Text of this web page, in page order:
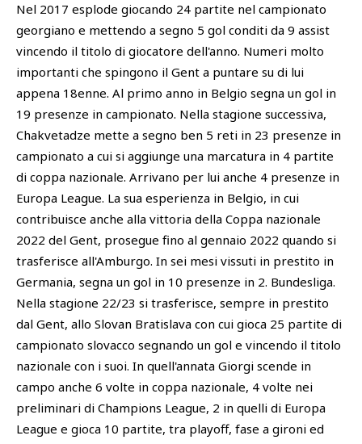
Nel 2017 esplode giocando 24 partite nel campionato
georgiano e mettendo a segno 5 gol conditi da 9 assist
vincendo il titolo di giocatore dell'anno. Numeri molto
importanti che spingono il Gent a puntare su di lui
appena 18enne. Al primo anno in Belgio segna un gol in
19 presenze in campionato. Nella stagione successiva,
Chakvetadze mette a segno ben 5 reti in 23 presenze in
campionato a cui si aggiunge una marcatura in 4 partite
di coppa nazionale. Arrivano per lui anche 4 presenze in
Europa League. La sua esperienza in Belgio, in cui
contribuisce anche alla vittoria della Coppa nazionale
2022 del Gent, prosegue fino al gennaio 2022 quando si
trasferisce all'Amburgo. In sei mesi vissuti in prestito in
Germania, segna un gol in 10 presenze in 2. Bundesliga.
Nella stagione 22/23 si trasferisce, sempre in prestito
dal Gent, allo Slovan Bratislava con cui gioca 25 partite di
campionato slovacco segnando un gol e vincendo il titolo
nazionale con i suoi. In quell'annata Giorgi scende in
campo anche 6 volte in coppa nazionale, 4 volte nei
preliminari di Champions League, 2 in quelli di Europa
League e gioca 10 partite, tra playoff, fase a gironi ed